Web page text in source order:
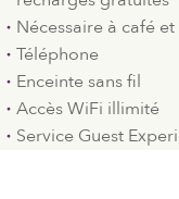
Nécessaire à café
Téléphone
Enceinte sans fil
Accès WiFi illimité
Service Guest